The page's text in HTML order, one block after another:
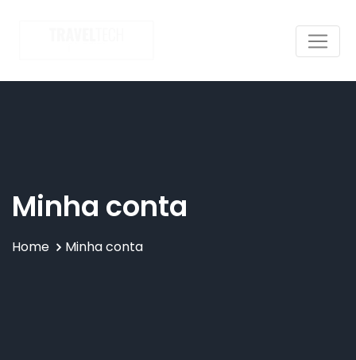
Minha conta
Home Minha conta